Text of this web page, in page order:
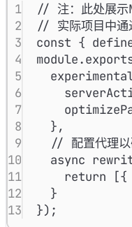
1
// 注：此处展示
2
// 实际项目中
3
const {
4
module.
5
6
7
8
},
9
// 配置代理以
10
async
11
return [{
12
}
13
}) ;